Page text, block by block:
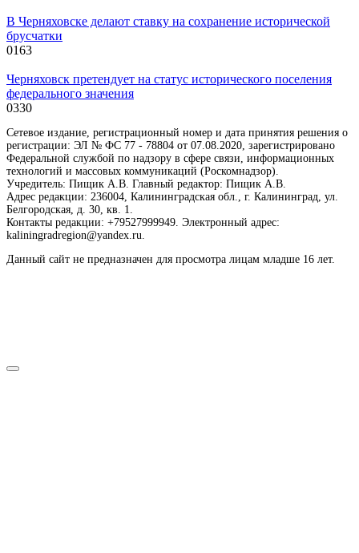
В Черняховске делают ставку на сохранение исторической
брусчатки
0163
Черняховск претендует на статус исторического поселения
федерального значения
0330
Сетевое издание, регистрационный номер и дата принятия решения о
регистрации: ЭЛ № ФС 77 - 78804 от 07.08.2020, зарегистрировано
Федеральной службой по надзору в сфере связи, информационных
технологий и массовых коммуникаций (Роскомнадзор).
Учредитель: Пищик А.В. Главный редактор: Пищик А.В.
Адрес редакции: 236004, Калининградская обл., г. Калининград, ул.
Белгородская, д. 30, кв. 1.
Контакты редакции: +79527999949. Электронный адрес:
kaliningradregion@yandex.ru.
Данный сайт не предназначен для просмотра лицам младше 16 лет.